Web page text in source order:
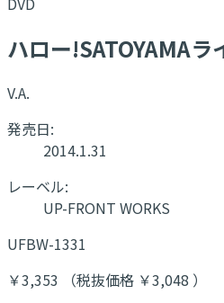
ハロー!SATOYAMA
V.A.
発売日:
2014.1.31
レーベル:
UP-FRONT WORKS
UFBW-1331
￥3,353 （税抜価格 ￥3,048 ）